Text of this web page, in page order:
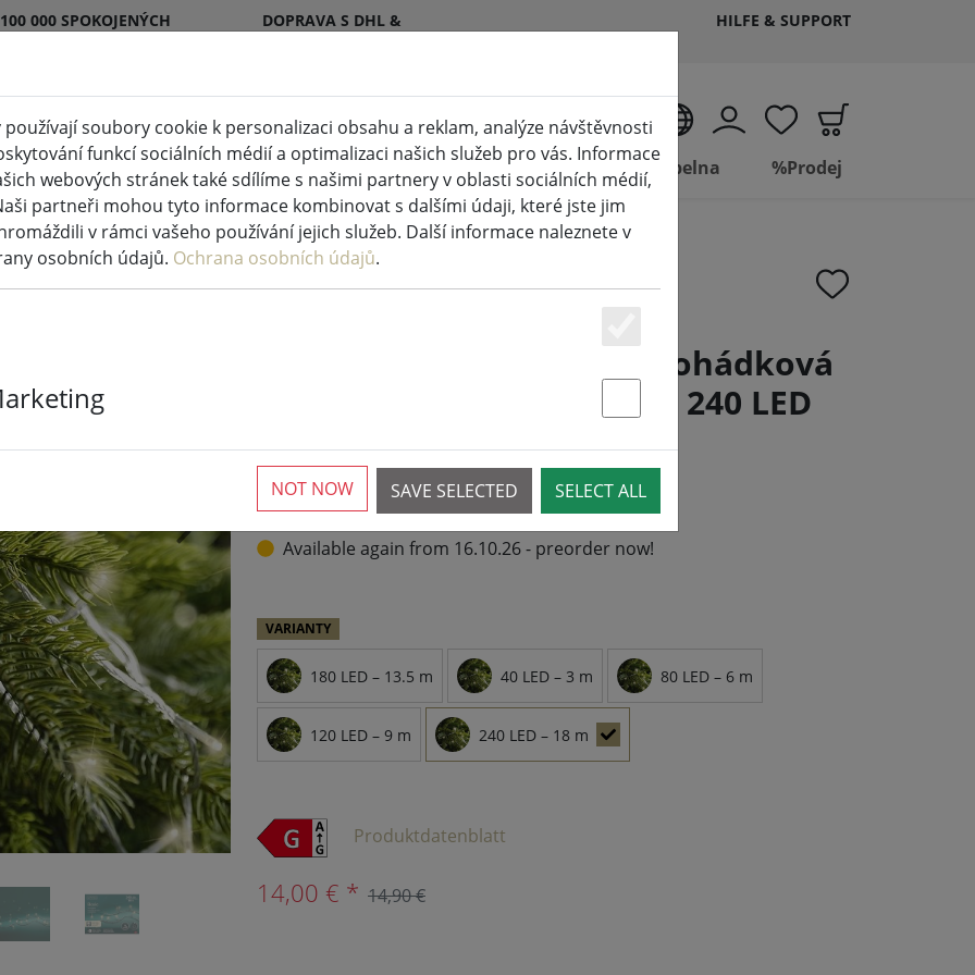
000 SPOKOJENÝCH
DOPRAVA S DHL &
HILFE & SUPPORT
CS
svíčky vnitřní a venkovní
Kuchyně a potraviny Living Koupelna %Prodej
světla
Kaemingk Lumineo LED pohádková
světla Basic se stmívačem 240 LED
teplá bílá venkovní 18 m
transparentní
› Available again from 16.10.26 - preorder now!
VARIANTY
180 LED – 13.5 m 40 LED – 3 m 80 LED – 6 m
120 LED – 9 m 240 LED – 18 m
Produktdatenblatt
14,00 € * 14,90 €
soubory cookie k personalizaci obsahu a reklam, analýze návštěvnosti
funkcí sociálních médií a optimalizaci našich služeb pro vás. Informace
webových stránek také sdílíme s našimi partnery v oblasti sociálních médií,
partneři mohou tyto informace kombinovat s dalšími údaji, které jste jim
v rámci vašeho používání jejich služeb. Další informace naleznete v
osobních údajů. Ochrana osobních údajů.
Essenziell
Statstik & Marketing
SAVE SELECTED SELECT ALL
NOT NOW